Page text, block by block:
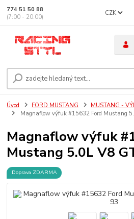
CZK
774 51 50 88
(7:00 - 20:00)
Úvod FORD MUSTANG MUSTANG -
Magnaflow výfuk #15632 Ford Mustang
Magnaflow výfuk
Mustang 5.0L V8
Doprava ZDARMA